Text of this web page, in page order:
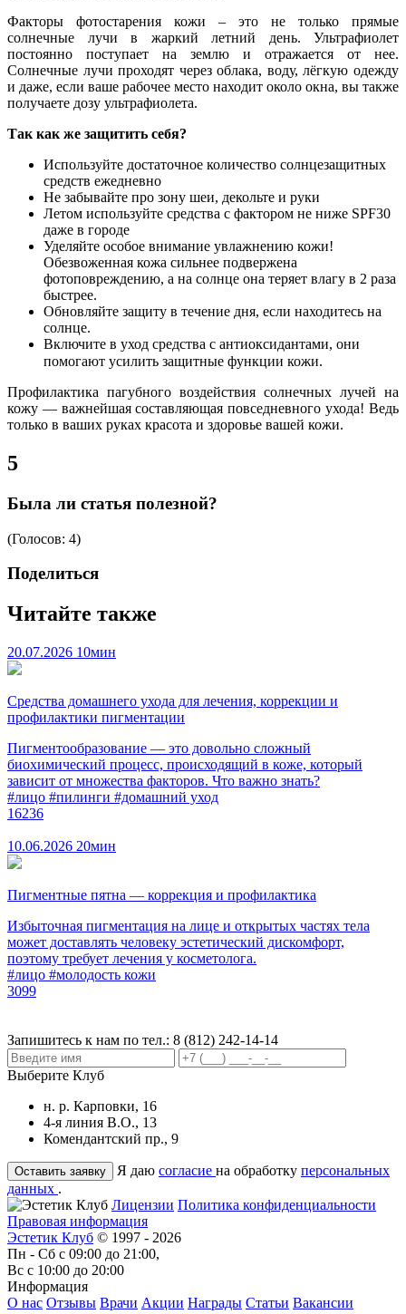
Факторы фотостарения кожи – это не только прямые
солнечные лучи в жаркий летний день. Ультрафиолет
постоянно поступает на землю и отражается от нее.
Солнечные лучи проходят через облака, воду, лёгкую одежду
и даже, если ваше рабочее место находит около окна, вы также
получаете дозу ультрафиолета.
Так как же защитить себя?
Используйте достаточное количество солнцезащитных
средств ежедневно
Не забывайте про зону шеи, декольте и руки
Летом используйте средства с фактором не ниже SPF30
даже в городе
Уделяйте особое внимание увлажнению кожи!
Обезвоженная кожа сильнее подвержена
фотоповреждению, а на солнце она теряет влагу в 2 раза
быстрее.
Обновляйте защиту в течение дня, если находитесь на
солнце.
Включите в уход средства с антиоксидантами, они
помогают усилить защитные функции кожи. ⠀
Профилактика пагубного воздействия солнечных лучей на
кожу — важнейшая составляющая повседневного ухода! Ведь
только в ваших руках красота и здоровье вашей кожи.
5
Была ли статья полезной?
(Голосов: 4)
Поделиться
Читайте также
20.07.2026 10мин
Средства домашнего ухода для лечения, коррекции и
профилактики пигментации
Пигментообразование — это довольно сложный
биохимический процесс, происходящий в коже, который
зависит от множества факторов. Что важно знать?
#лицо #пилинги #домашний уход
16236
10.06.2026 20мин
Пигментные пятна — коррекция и профилактика
Избыточная пигментация на лице и открытых частях тела
может доставлять человеку эстетический дискомфорт,
поэтому требует лечения у косметолога.
#лицо #молодость кожи
3099
Запишитесь к нам по тел.: 8 (812) 242-14-14
Выберите Клуб
н. р. Карповки, 16
4-я линия В.О., 13
Комендантский пр., 9
Я даю согласие на обработку персональных
данных .
Лицензии Политика конфиденциальности
Правовая информация
Эстетик Клуб © 1997 - 2026
Пн - Сб с 09:00 до 21:00,
Вс с 10:00 до 20:00
Информация
О нас Отзывы Врачи Акции Награды Статьи Вакансии